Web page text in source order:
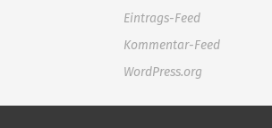
Eintrags-Feed
Kommentar-Feed
WordPress.org